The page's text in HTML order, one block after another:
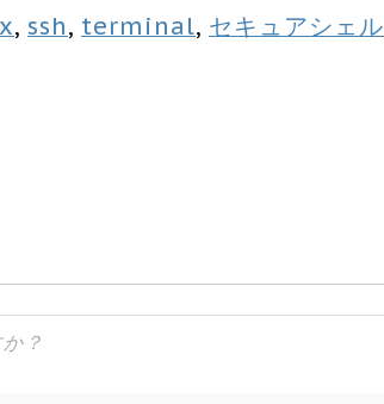
, ssh, terminal, セキュアシェル